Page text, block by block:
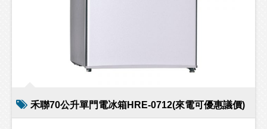
禾聯70公升單門電冰箱HRE-0712(來電可優惠議價)